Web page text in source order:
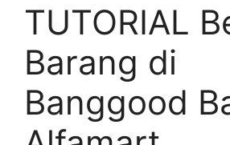
TUTORIAL
Barang di
Banggood